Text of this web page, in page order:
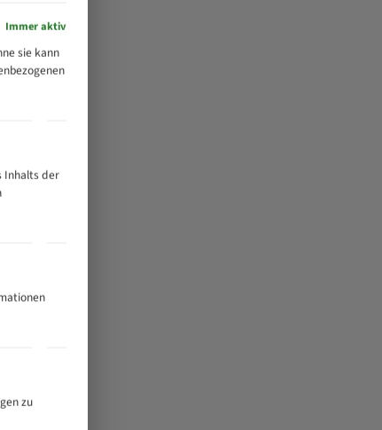
Immer aktiv
sie kann
Inhalts der
zu